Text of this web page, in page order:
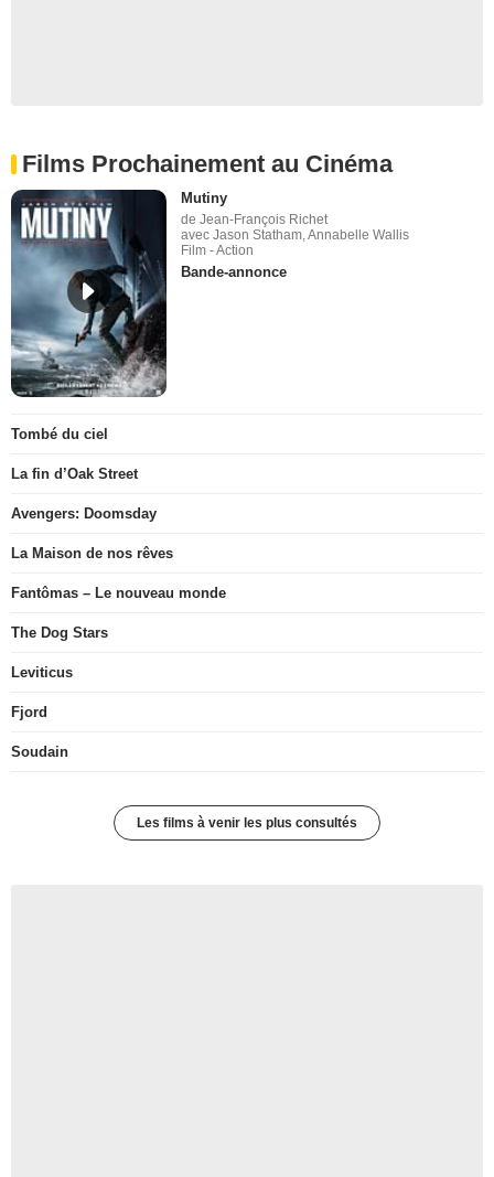
Films Prochainement au Cinéma
Mutiny
de Jean-François Richet
avec Jason Statham, Annabelle Wallis
Film - Action
Bande-annonce
Tombé du ciel
La fin d’Oak Street
Avengers: Doomsday
La Maison de nos rêves
Fantômas – Le nouveau monde
The Dog Stars
Leviticus
Fjord
Soudain
Les films à venir les plus consultés